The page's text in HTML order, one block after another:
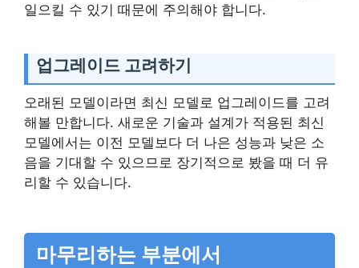
일으킬 수 있기 때문에 주의해야 합니다.
업그레이드 고려하기
오래된 모델이라면 최신 모델로 업그레이드를 고려
해볼 만합니다. 새로운 기술과 설계가 적용된 최신
모델에서는 이전 모델보다 더 나은 성능과 낮은 소
음을 기대할 수 있으므로 장기적으로 봤을 때 더 유
리할 수 있습니다.
마무리하는 부분에서